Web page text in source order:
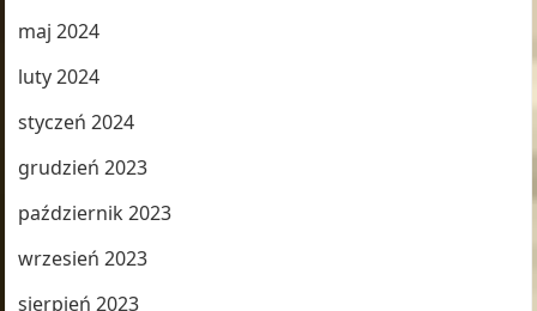
maj 2024
luty 2024
styczeń 2024
grudzień 2023
październik 2023
wrzesień 2023
sierpień 2023